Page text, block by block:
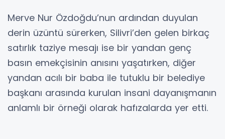
Merve Nur Özdoğdu’nun ardından duyulan
derin üzüntü sürerken, Silivri’den gelen birkaç
satırlık taziye mesajı ise bir yandan genç
basın emekçisinin anısını yaşatırken, diğer
yandan acılı bir baba ile tutuklu bir belediye
başkanı arasında kurulan insani dayanışmanın
anlamlı bir örneği olarak hafızalarda yer etti.